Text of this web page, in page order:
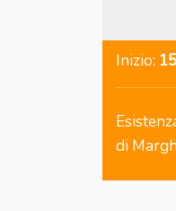
Inizio:
di